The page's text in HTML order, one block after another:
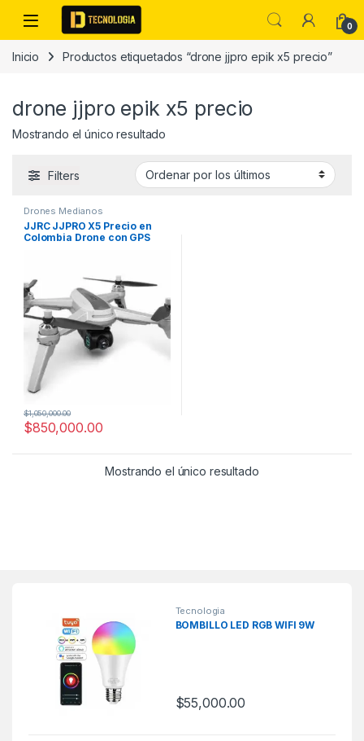
Skip to navigation
Skip to content
0
Inicio Productos etiquetados “drone jjpro epik x5 precio”
drone jjpro epik x5 precio
Mostrando el único resultado
Filters
Drones Medianos
JJRC JJPRO X5 Precio en
Colombia Drone con GPS
$850,000.00
$1,050,000.00
Mostrando el único resultado
Tecnologia
BOMBILLO LED RGB WIFI 9W
$55,000.00